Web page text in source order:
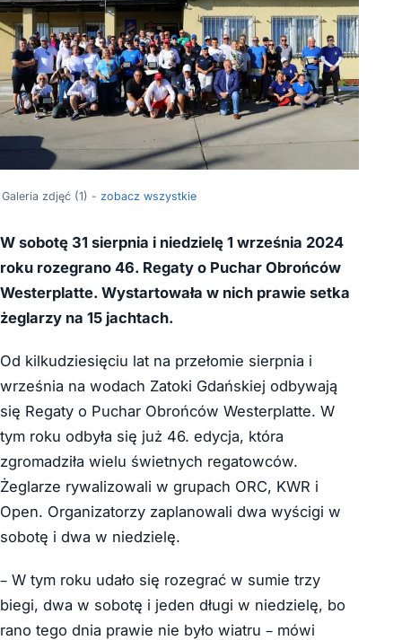
Galeria zdjęć (1) - zobacz wszystkie
W sobotę 31 sierpnia i niedzielę 1 września 2024
roku rozegrano 46. Regaty o Puchar Obrońców
Westerplatte. Wystartowała w nich prawie setka
żeglarzy na 15 jachtach.
Od kilkudziesięciu lat na przełomie sierpnia i
września na wodach Zatoki Gdańskiej odbywają
się Regaty o Puchar Obrońców Westerplatte. W
tym roku odbyła się już 46. edycja, która
zgromadziła wielu świetnych regatowców.
Żeglarze rywalizowali w grupach ORC, KWR i
Open. Organizatorzy zaplanowali dwa wyścigi w
sobotę i dwa w niedzielę.
– W tym roku udało się rozegrać w sumie trzy
biegi, dwa w sobotę i jeden długi w niedzielę, bo
rano tego dnia prawie nie było wiatru – mówi